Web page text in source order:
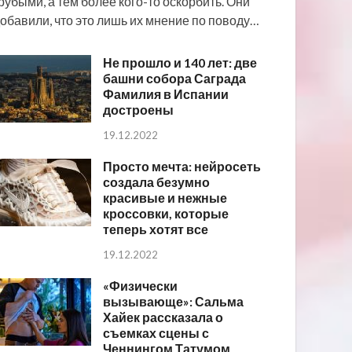
что это лишь их мнение по поводу…
Не прошло и 140 лет: две
башни собора Саграда
Фамилия в Испании
достроены
19.12.2022
Просто мечта: нейросеть
создала безумно
красивые и нежные
кроссовки, которые
теперь хотят все
19.12.2022
«Физически
вызывающе»: Сальма
Хайек рассказала о
съемках сцены с
Ченнингом Татумом